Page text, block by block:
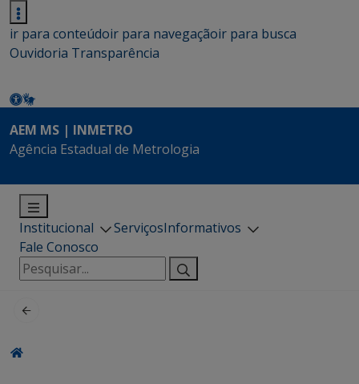
ir para conteúdoir para navegaçãoir para busca
Ouvidoria Transparência
AEM MS | INMETRO
Agência Estadual de Metrologia
Institucional ServiçosInformativos
Fale Conosco
Pesquisar
por: